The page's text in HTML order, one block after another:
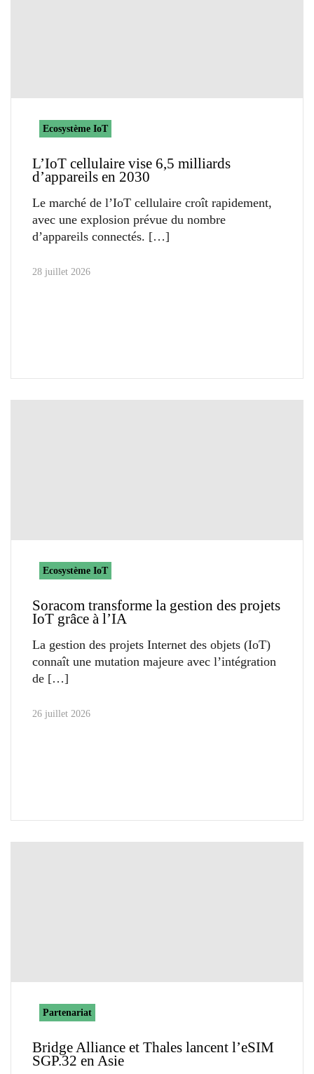
Ecosystème IoT
L’IoT cellulaire vise 6,5 milliards
d’appareils en 2030
Le marché de l’IoT cellulaire croît rapidement,
avec une explosion prévue du nombre
d’appareils connectés.
28 juillet 2026
Ecosystème IoT
Soracom transforme la gestion des projets
IoT grâce à l’IA
La gestion des projets Internet des objets (IoT)
connaît une mutation majeure avec l’intégration
de
26 juillet 2026
Partenariat
Bridge Alliance et Thales lancent l’eSIM
SGP.32 en Asie